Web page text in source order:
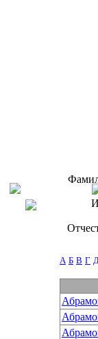
А Б В Г